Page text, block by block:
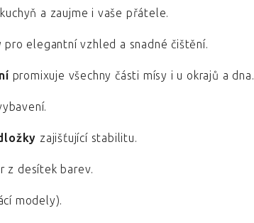
a zaujme i vaše přátele.
elegantní vzhled a snadné čištění.
promixuje všechny části mísy i u okrajů a dna.
zajišťující stabilitu.
desítek barev.
modely).